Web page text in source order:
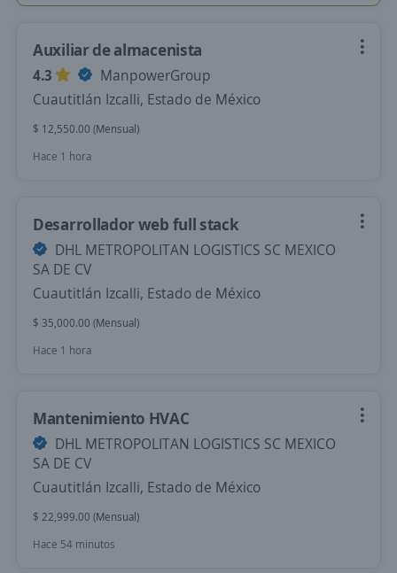
Auxiliar de almacenista
4.3
ManpowerGroup
Cuautitlán Izcalli, Estado de México
$ 12,550.00 (Mensual)
Hace 1 hora
Desarrollador web full stack
DHL METROPOLITAN LOGISTICS SC MEXICO
SA DE CV
Cuautitlán Izcalli, Estado de México
$ 35,000.00 (Mensual)
Hace 1 hora
Mantenimiento HVAC
DHL METROPOLITAN LOGISTICS SC MEXICO
SA DE CV
Cuautitlán Izcalli, Estado de México
$ 22,999.00 (Mensual)
Hace 54 minutos